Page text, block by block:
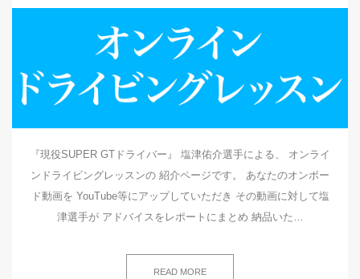
『現役SUPER GTドライバー』 塩津佑介選手による、 オンライ
ンドライビングレッスンの 紹介ページです。 あなたのオンボー
ド動画を YouTube等にアップしていただき その動画に対して塩
津選手が アドバイスをレポートにまとめ 納品いた…
READ MORE